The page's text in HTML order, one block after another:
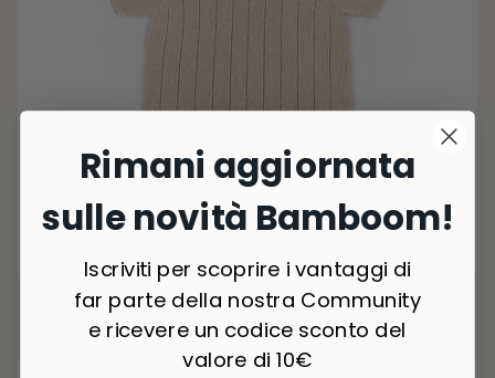
Maglia righe Knitted - Rosa 04
-30%€24,43
Rimani aggiornata
sulle novità Bamboom!
Iscriviti per scoprire i vantaggi di
far parte della nostra Community
e ricevere un codice sconto del
valore di 10€